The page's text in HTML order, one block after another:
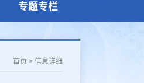
专题专栏
首页 > 信息详细